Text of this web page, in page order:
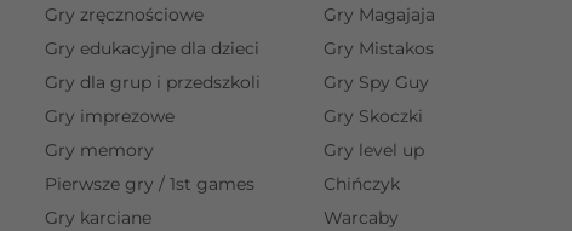
Gry zręcznościowe
Gry edukacyjne dla dzieci
Gry dla grup i przedszkoli
Gry imprezowe
Gry memory
Pierwsze gry / 1st games
Gry karciane
Gry Magajaja
Gry Mistakos
Gry Spy Guy
Gry Skoczki
Gry level up
Chińczyk
Warcaby